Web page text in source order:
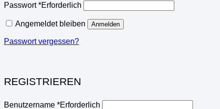
Passwort*Erforderlich
Angemeldet bleiben Anmelden
Passwort vergessen?
REGISTRIEREN
Benutzername *Erforderlich